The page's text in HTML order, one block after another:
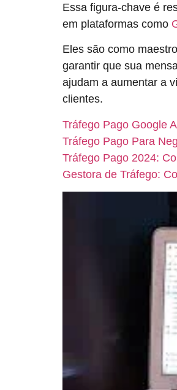
Essa figura-chave é
em plataformas como
Eles são como
garantir que sua
ajudam a aumentar a
clientes.
Tráfego Pago Google
Tráfego Pago Para
Tráfego Pago 2024:
Gestora de Tráfego: